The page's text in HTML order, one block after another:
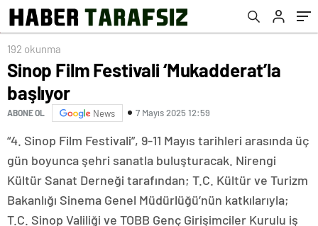
192 okunma
Sinop Film Festivali ‘Mukadderat’la
başlıyor
ABONE OL News 7 Mayıs 2025 12:59
“4. Sinop Film Festivali”, 9-11 Mayıs tarihleri arasında üç
gün boyunca şehri sanatla buluşturacak. Nirengi
Kültür Sanat Derneği tarafından; T.C. Kültür ve Turizm
Bakanlığı Sinema Genel Müdürlüğü’nün katkılarıyla;
T.C. Sinop Valiliği ve TOBB Genç Girişimciler Kurulu iş